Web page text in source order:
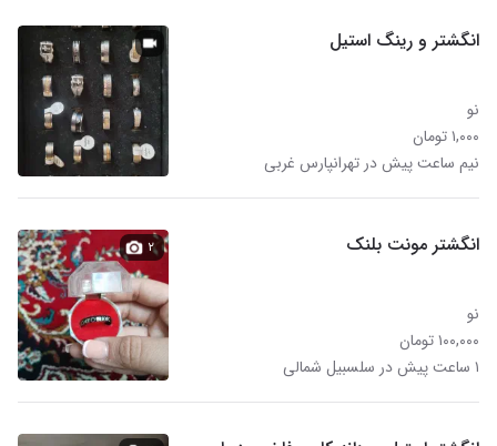
انگشتر و رینگ استیل
نو
۱,۰۰۰ تومان
نیم ساعت پیش در تهرانپارس غربی
انگشتر مونت بلنک
نو
۱۰۰,۰۰۰ تومان
۱ ساعت پیش در سلسبیل شمالی
۲